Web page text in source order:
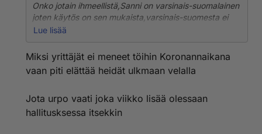
Onko jotain ihmeellistä,Sanni on varsinais-suomalainen
joten käytös on sen mukaista,varsinais-suomesta ei
tule muuta kuin tyyppejä joiden ajatus maailma on
Lue lisää
Miksi yrittäjät ei meneet töihin Koronannaikana
vaan piti elättää heidät ulkmaan velalla
Jota urpo vaati joka viikko lisää olessaan
hallitusksessa itsekkin